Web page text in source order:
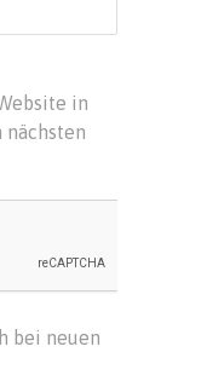
in
bei neuen